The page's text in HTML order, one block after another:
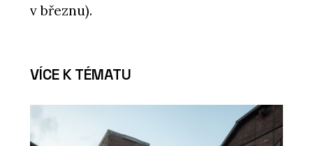
v březnu).
VÍCE K TÉMATU